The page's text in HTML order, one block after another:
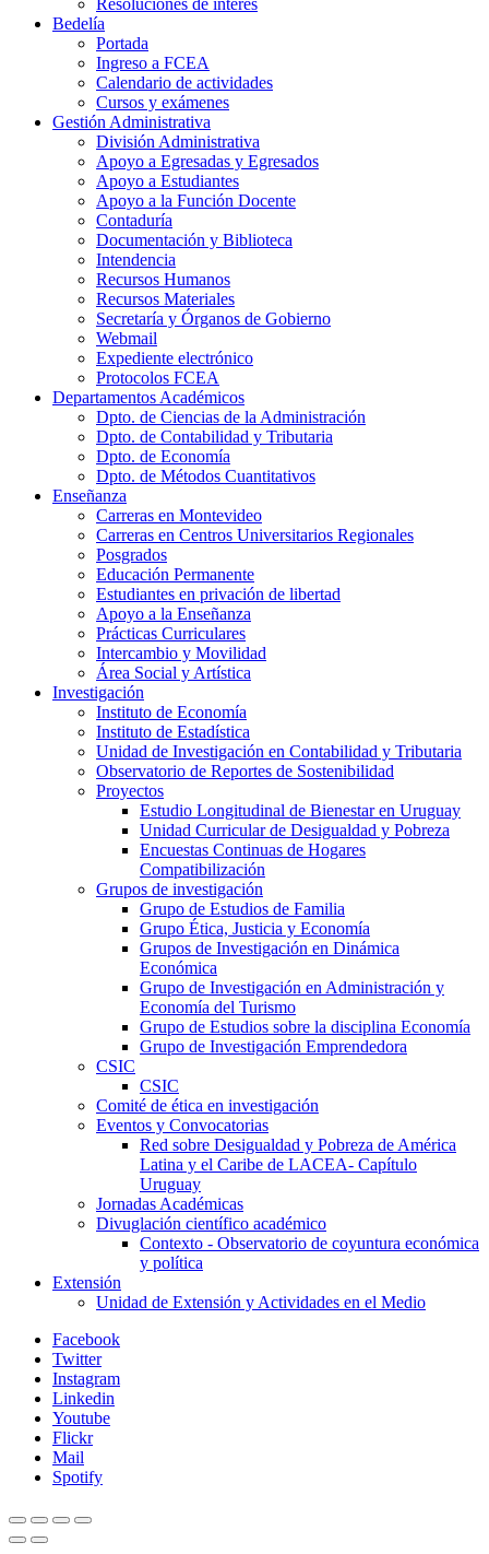
Bedelía
Portada
Ingreso a FCEA
Calendario de actividades
Cursos y exámenes
Gestión Administrativa
División Administrativa
Apoyo a Egresadas y Egresados
Apoyo a Estudiantes
Apoyo a la Función Docente
Contaduría
Documentación y Biblioteca
Intendencia
Recursos Humanos
Recursos Materiales
Secretaría y Órganos de Gobierno
Webmail
Expediente electrónico
Protocolos FCEA
Departamentos Académicos
Dpto. de Ciencias de la Administración
Dpto. de Contabilidad y Tributaria
Dpto. de Economía
Dpto. de Métodos Cuantitativos
Enseñanza
Carreras en Montevideo
Carreras en Centros Universitarios Regionales
Posgrados
Educación Permanente
Estudiantes en privación de libertad
Apoyo a la Enseñanza
Prácticas Curriculares
Intercambio y Movilidad
Área Social y Artística
Investigación
Instituto de Economía
Instituto de Estadística
Unidad de Investigación en Contabilidad y Tributaria
Observatorio de Reportes de Sostenibilidad
Proyectos
Estudio Longitudinal de Bienestar en Uruguay
Unidad Curricular de Desigualdad y Pobreza
Encuestas Continuas de Hogares
Compatibilización
Grupos de investigación
Grupo de Estudios de Familia
Grupo Ética, Justicia y Economía
Grupos de Investigación en Dinámica
Económica
Grupo de Investigación en Administración y
Economía del Turismo
Grupo de Estudios sobre la disciplina Economía
Grupo de Investigación Emprendedora
CSIC
CSIC
Comité de ética en investigación
Eventos y Convocatorias
Red sobre Desigualdad y Pobreza de América
Latina y el Caribe de LACEA- Capítulo
Uruguay
Jornadas Académicas
Divuglación científico académico
Contexto - Observatorio de coyuntura económica
y política
Extensión
Unidad de Extensión y Actividades en el Medio
Facebook
Twitter
Instagram
Linkedin
Youtube
Flickr
Mail
Spotify